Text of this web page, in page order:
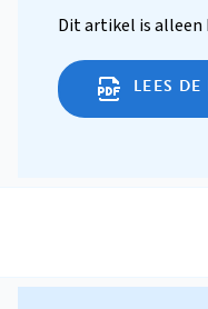
Dit artikel is alleen
LEES DE